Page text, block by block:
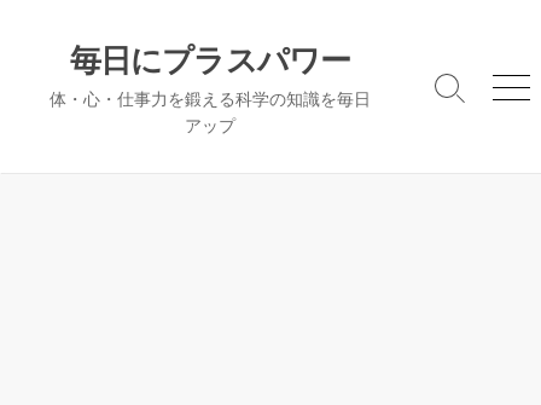
毎日にプラスパワー
体・心・仕事力を鍛える科学の知識を毎日
アップ
検
メ